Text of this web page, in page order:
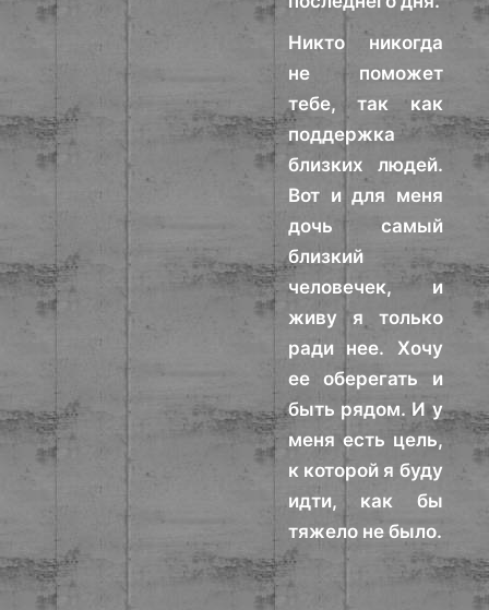
Никто никогда
не поможет
тебе, так как
поддержка
близких людей.
Вот и для меня
дочь самый
близкий
человечек, и
живу я только
ради нее. Хочу
ее оберегать и
быть рядом. И у
меня есть цель,
к которой я буду
идти, как бы
тяжело не было.